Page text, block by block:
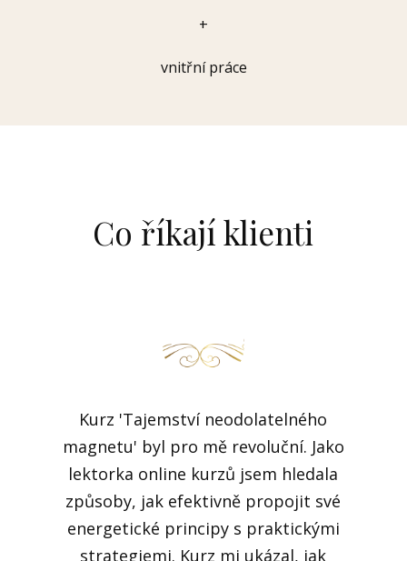
+
vnitřní práce
Co říkají klienti
Kurz 'Tajemství neodolatelného
magnetu' byl pro mě revoluční. Jako
lektorka online kurzů jsem hledala
způsoby, jak efektivně propojit své
energetické principy s praktickými
strategiemi. Kurz mi ukázal, jak